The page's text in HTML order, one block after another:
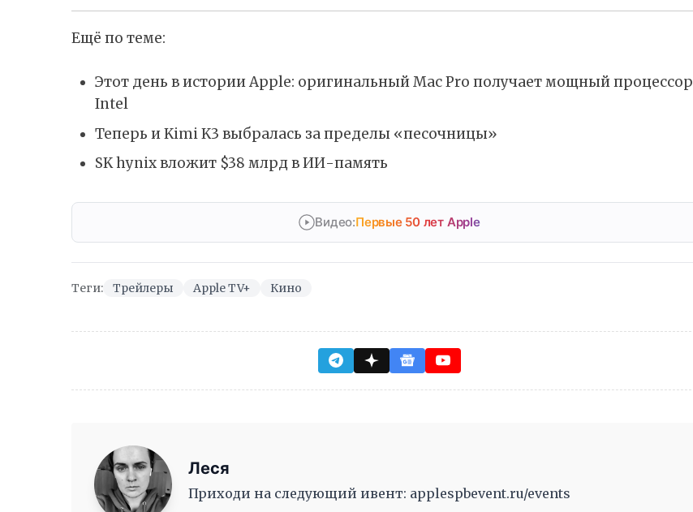
Ещё по теме:
Этот день в истории Apple: оригинальный Mac Pro получает мощный процессор
Intel
Теперь и Kimi K3 выбралась за пределы «песочницы»
SK hynix вложит $38 млрд в ИИ-память
Видео:Первые 50 лет Apple
Теги: Трейлеры Apple TV+ Кино
Леся
Приходи на следующий ивент: applespbevent.ru/events